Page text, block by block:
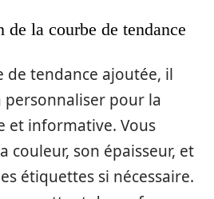
de la courbe de tendance
de tendance ajoutée, il
personnaliser pour la
et informative. Vous
couleur, son épaisseur, et
étiquettes si nécessaire.